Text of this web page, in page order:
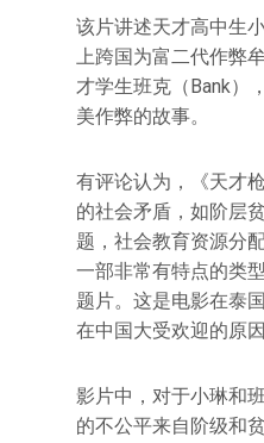
该片讲述天才高中生
上跨国为富二代作弊
才学生班克（Bank）
美作弊的故事。
有评论认为，《天才
的社会矛盾，如阶层
题，社会教育资源分
一部非常有特点的类
题片。这是电影在泰
在中国大受欢迎的原因
影片中，对于小琳和
的不公平来自阶级和